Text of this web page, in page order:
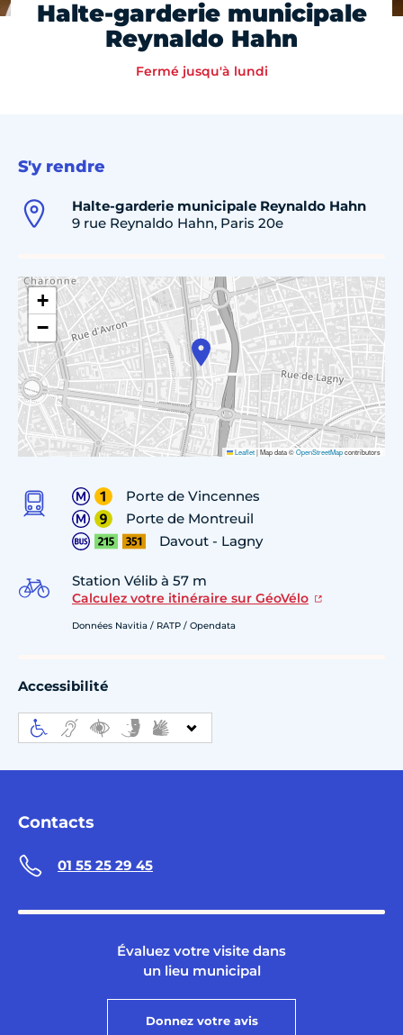
Halte-garderie municipale
Reynaldo Hahn
Fermé jusqu'à lundi
S'y rendre
Halte-garderie municipale Reynaldo Hahn
9 rue Reynaldo Hahn, Paris 20e
+
−
Leaflet|Map data ©OpenStreetMapcontributors
Porte de Vincennes
Porte de Montreuil
Davout - Lagny
Station Vélib à 57 m
Calculez votre itinéraire sur GéoVélo
Données Navitia / RATP / Opendata
Accessibilité
Contacts
01 55 25 29 45
Évaluez votre visite dans
un lieu municipal
Donnez votre avis